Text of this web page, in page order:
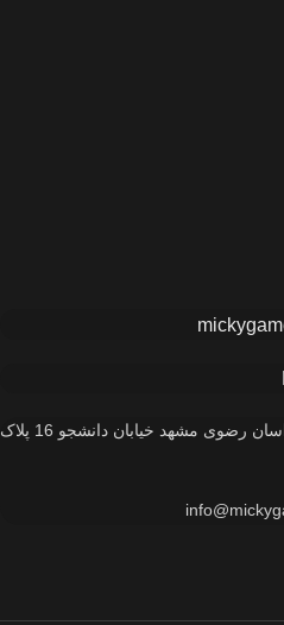
آدرس دفتر : خراسان رضوی مشهد خیابان دانشجو 16 پلاک